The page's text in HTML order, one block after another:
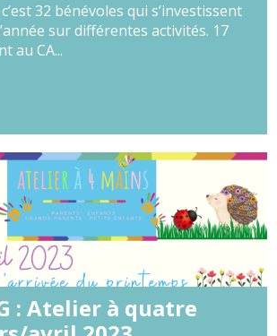
32 bénévoles qui s’investissent
sur différentes activités. 17
au CA...
: Atelier à quatre